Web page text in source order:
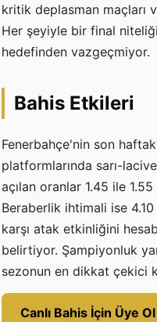
kritik deplasman maçları
Her şeyiyle bir final
hedefinden vazgeçmiyor.
Bahis Etkileri
Fenerbahçe'nin son
platformlarında sarı-
açılan oranlar 1.45 ile
Beraberlik ihtimali ise
karşı atak etkinliğini
belirtiyor. Şampiyonluk
sezonun en dikkat çekici
Canlı Bahis İçin Üye Ol